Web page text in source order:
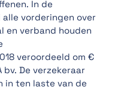
In de
vorderingen over
en verband houden
veroordeeld om €
De verzekeraar
in ten laste van de